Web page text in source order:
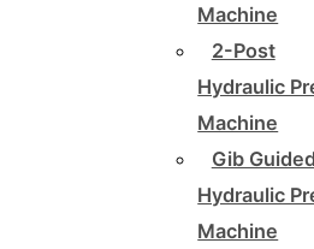
Machine
2-Post
Hydraulic
Machine
Gib
Hydraulic
Machine